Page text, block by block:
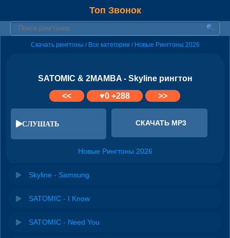
Топ Звонок
Скачать рингтоны / Все категории / Новые Рингтоны 2026
SATOMIC & 2MAMBA - Skyline рингтон
<<
♥0+288 >>
СЛУШАТЬ СКАЧАТЬ MP3
Новые Рингтоны 2026
Skyline - Samsung
SATOMIC - I Know
SATOMIC - Need You